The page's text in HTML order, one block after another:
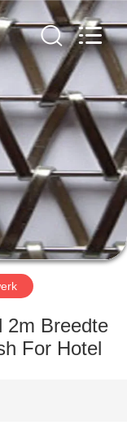
2m Breedte
For Hotel